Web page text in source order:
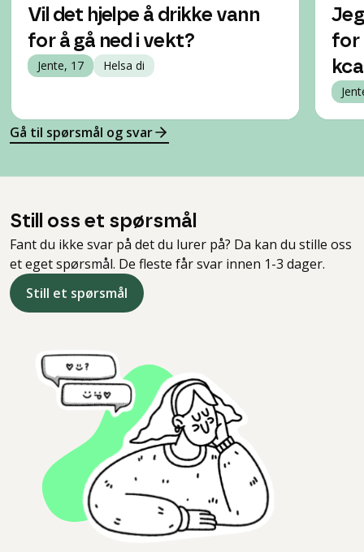
Vil det hjelpe å drikke vann
for å gå ned i vekt?
Jente, 17 Helsa di
for
Gå til spørsmål og svar
Still oss et spørsmål
Fant du ikke svar på det du lurer på? Da kan du stille oss
et eget spørsmål. De fleste får svar innen 1-3 dager.
Still et spørsmål